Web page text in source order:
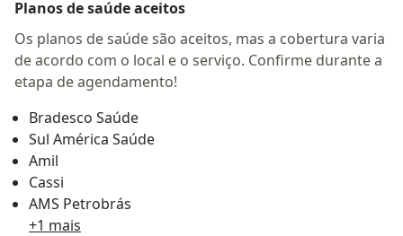
Planos de saúde aceitos
Os planos de saúde são aceitos, mas a cobertura varia
de acordo com o local e o serviço. Confirme durante a
etapa de agendamento!
Bradesco Saúde
Sul América Saúde
Amil
Cassi
AMS Petrobrás
+1 mais